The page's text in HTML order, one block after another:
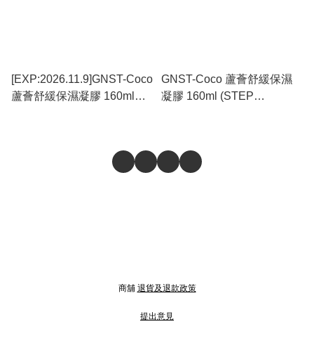
[EXP:2026.11.9]GNST-Coco
蘆薈舒緩保濕凝膠 160ml
GNST-Coco 蘆薈舒緩保濕
凝膠 160ml (STEP
商舖 退貨及退款政策
提出意見